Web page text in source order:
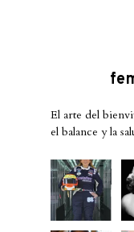
El arte del
el balance y la
Conoce a
@betty_ra
cing08 la